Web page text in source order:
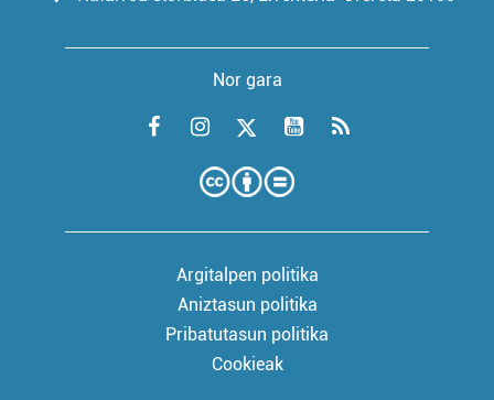
Nor gara
Argitalpen politika
Aniztasun politika
Pribatutasun politika
Cookieak